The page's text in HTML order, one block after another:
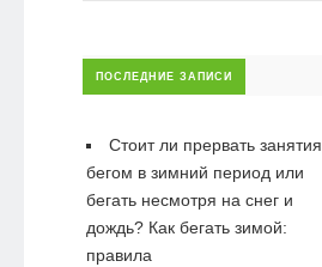
ПОСЛЕДНИЕ ЗАПИСИ
Стоит ли прервать занятия
бегом в зимний период или
бегать несмотря на снег и
дождь? Как бегать зимой:
правила